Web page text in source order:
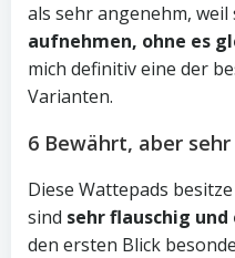
als sehr angenehm, weil
aufnehmen, ohne es
mich definitiv eine der
Varianten.
6 Bewährt, aber
Diese Wattepads
sind sehr flauschig
den ersten Blick